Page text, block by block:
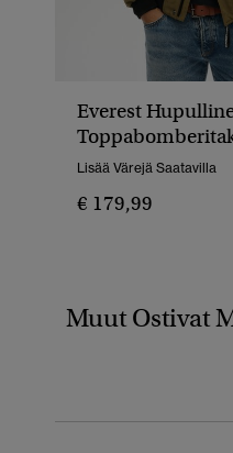
Everest
Lisää Värejä Saatavilla
€ 179,99
Muut Ostivat